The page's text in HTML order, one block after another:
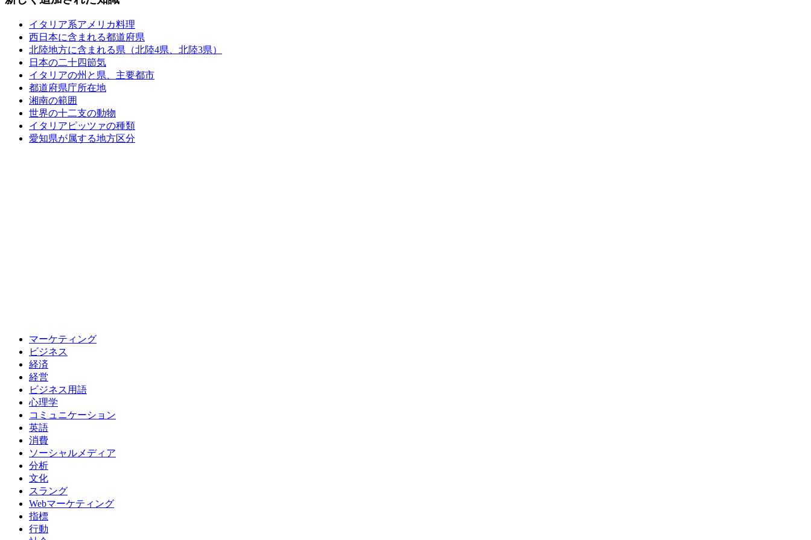
イタリア系アメリカ料理
西日本に含まれる都道府県
北陸地方に含まれる県（北陸4県、北陸3県）
日本の二十四節気
イタリアの州と県、主要都市
都道府県庁所在地
湘南の範囲
世界の十二支の動物
イタリアピッツァの種類
愛知県が属する地方区分
マーケティング
ビジネス
経済
経営
ビジネス用語
心理学
コミュニケーション
英語
消費
ソーシャルメディア
分析
文化
スラング
Webマーケティング
指標
行動